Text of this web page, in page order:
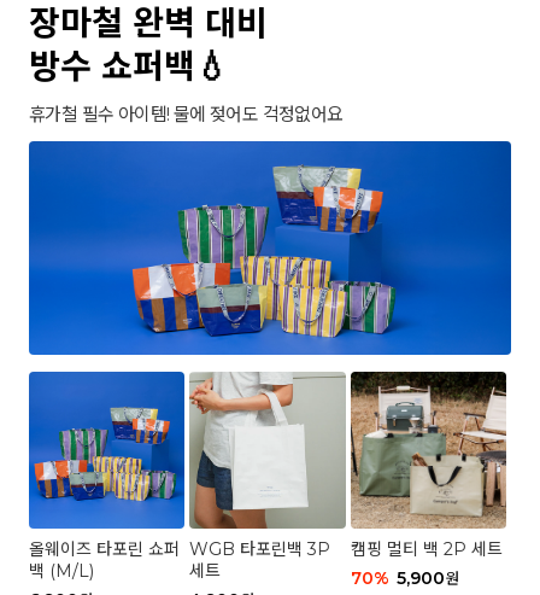
장마철 완벽 대비
방수 쇼퍼백💧
휴가철 필수 아이템! 물에 젖어도 걱정없어요
올웨이즈 타포린 쇼퍼
백 (M/L)
WGB 타포린백 3P
세트
캠핑 멀티 백 2P 세트
70% 5,900원